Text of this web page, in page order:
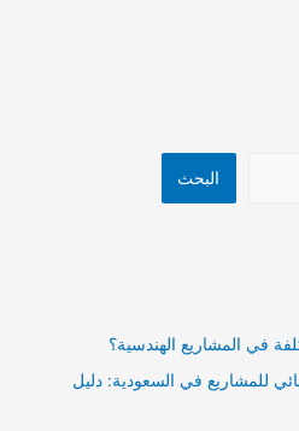
البحث
في المشاريع الهندسية؟
للمشاريع في السعودية: دليل